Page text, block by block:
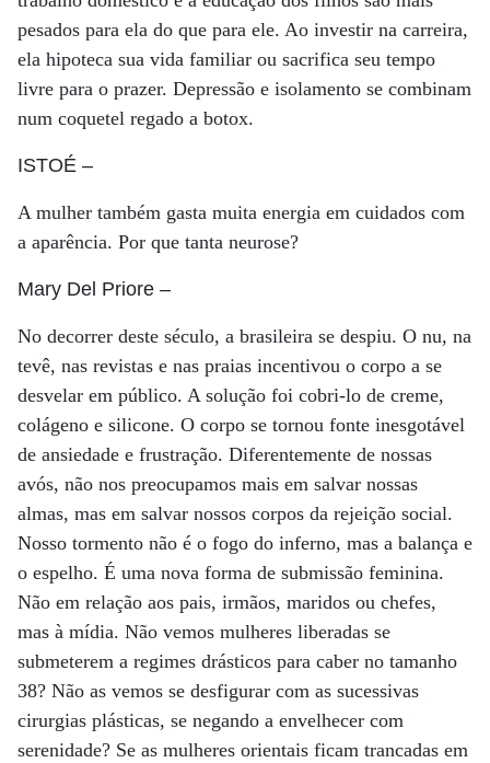
pesados para ela do que para ele. Ao investir na carreira,
ela hipoteca sua vida familiar ou sacrifica seu tempo
livre para o prazer. Depressão e isolamento se combinam
num coquetel regado a botox.
ISTOÉ –
A mulher também gasta muita energia em cuidados com
a aparência. Por que tanta neurose?
Mary Del Priore –
No decorrer deste século, a brasileira se despiu. O nu, na
tevê, nas revistas e nas praias incentivou o corpo a se
desvelar em público. A solução foi cobri-lo de creme,
colágeno e silicone. O corpo se tornou fonte inesgotável
de ansiedade e frustração. Diferentemente de nossas
avós, não nos preocupamos mais em salvar nossas
almas, mas em salvar nossos corpos da rejeição social.
Nosso tormento não é o fogo do inferno, mas a balança e
o espelho. É uma nova forma de submissão feminina.
Não em relação aos pais, irmãos, maridos ou chefes,
mas à mídia. Não vemos mulheres liberadas se
submeterem a regimes drásticos para caber no tamanho
38? Não as vemos se desfigurar com as sucessivas
cirurgias plásticas, se negando a envelhecer com
serenidade? Se as mulheres orientais ficam trancadas em